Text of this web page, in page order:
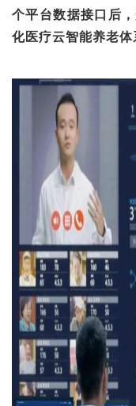
个平台数据接口后
化医疗云智能养老体